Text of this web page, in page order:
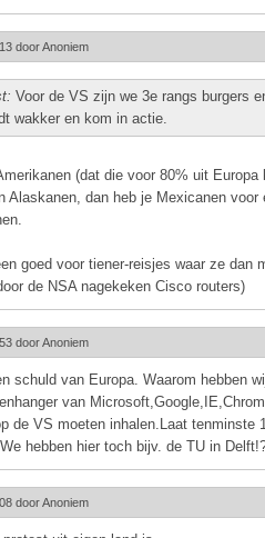
doorAnoniem
Voor de VS zijn we 3e rangs burgers
wakker en kom in actie.
(dat die voor 80% uit
Alaskanen, dan heb je Mexicanen
goed voor tiener-reisjes waar ze dan
de NSA nagekeken Cisco routers)
doorAnoniem
schuld van Europa. Waarom hebben
van
de VS moeten inhalen.Laat tenminste
hebben hier toch bijv. de TU in
doorAnoniem